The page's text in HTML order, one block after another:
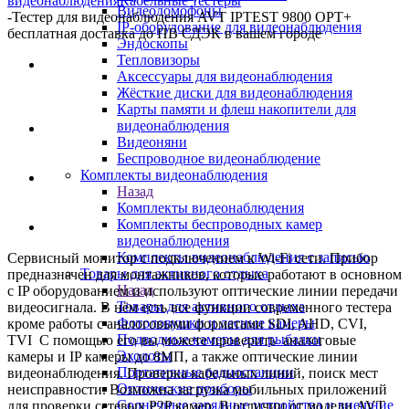
Видеодомофоны
IP-оборудование для видеонаблюдения
Эндоскопы
Тепловизоры
Аксессуары для видеонаблюдения
Жёсткие диски для видеонаблюдения
Карты памяти и флеш накопители для
видеонаблюдения
Видеоняни
Беспроводное видеонаблюдение
Комплекты видеонаблюдения
Назад
Комплекты видеонаблюдения
Комплекты беспроводных камер
видеонаблюдения
Комплекты видеонаблюдения с записью
Товары для активного отдыха
Назад
Товары для активного отдыха
Фотоловушки и лесные камеры
Подводные камеры для рыбалки
Эхолоты
Портативные радиостанции
Оптические приборы
Солнечные зарядные устройства и внешние
-Тестер для видеонаблюдения AVT IPTEST 9800 OPT+
бесплатная доставка до ПВ СДЭК в вашем городе
Сервисный монитор с подключением к Wi-Fi сети. Прибор
предназначен для монтажников, которые работают в основном
с IP оборудованием и используют оптические линии передачи
видеосигнала. В нём есть все функции современного тестера
кроме работы с аналоговыми форматами SDI, AHD, CVI,
TVI С помощью его вы можете проверить аналоговые
камеры и IP камеры до 8МП, а также оптические линии
видеонаблюдения. Проверка кабельных линий, поиск мест
неисправности. Возможна загрузка мобильных приложений
для проверки сетевых P2P камер. В отличии от модели AVT